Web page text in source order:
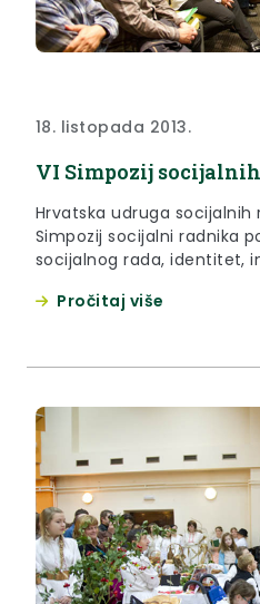
18. listopada 2013.
VI Simpozij
Hrvatska udruga socijalnih
Simpozij socijalni radnika
socijalnog rada, identitet,
Toplicama.
Pročitaj više